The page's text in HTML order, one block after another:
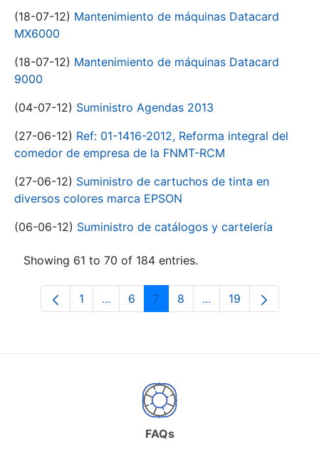
(18-07-12) Mantenimiento de máquinas Datacard
MX6000
(18-07-12) Mantenimiento de máquinas Datacard
9000
(04-07-12) Suministro Agendas 2013
(27-06-12) Ref: 01-1416-2012, Reforma integral del
comedor de empresa de la FNMT-RCM
(27-06-12) Suministro de cartuchos de tinta en
diversos colores marca EPSON
(06-06-12) Suministro de catálogos y cartelería
Showing 61 to 70 of 184 entries.
Page
1 ...Intermediate Pages Use TAB to
Page
6 Page
7 Page
8 ...Intermediate Pages
Page
19
FAQs